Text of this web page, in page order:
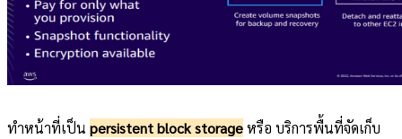
ทำหน้าที่เป็น persistent block storageหรือ บริการพื้นที่จัดเก็บ